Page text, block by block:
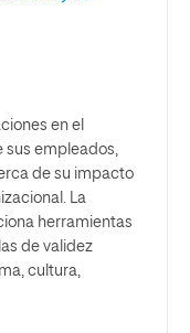
en el
empleados,
de su impacto
La
herramientas
de validez
cultura,